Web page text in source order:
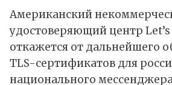
Американский
удостоверяющий центр
откажется от дальнейшего
TLS-сертификатов для
национального